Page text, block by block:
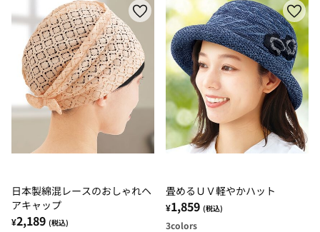
日本製綿混レースのおしゃれヘ
アキャップ
¥2,189 (税込)
畳めるＵＶ軽やかハット
¥1,859 (税込)
3colors